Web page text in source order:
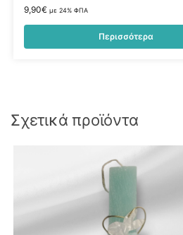
9,90€ με 24% ΦΠΑ
Περισσότερα
Σχετικά προϊόντα